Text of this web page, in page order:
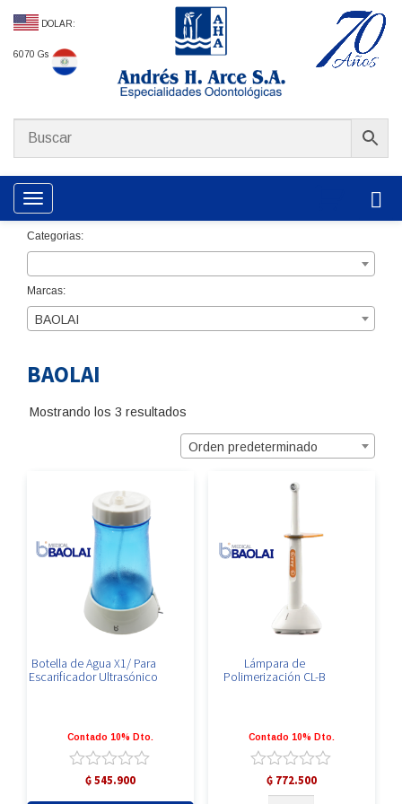
DOLAR:
6070 Gs
Toggle navigation
Categorias:
Marcas:
BAOLAI
BAOLAI
Mostrando los 3 resultados
Orden predeterminado
Botella de Agua X1/ Para
Escarificador Ultrasónico
Contado 10% Dto.
Valorado
₲545.900
Lámpara de
Polimerización CL-B
Contado 10% Dto.
Valorado
con
₲772.500